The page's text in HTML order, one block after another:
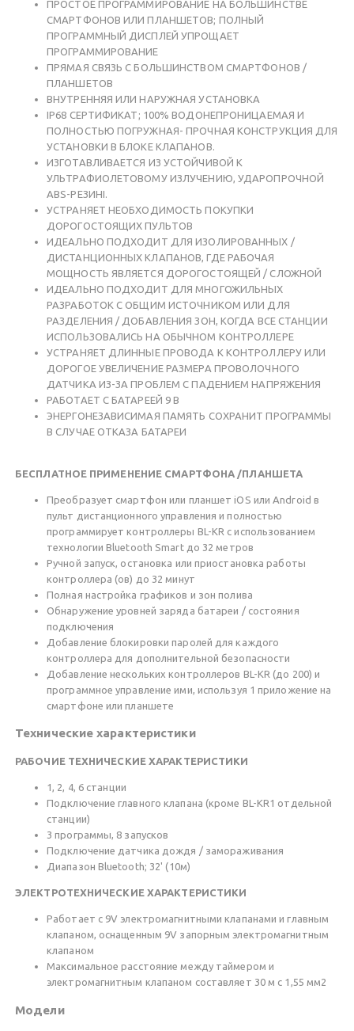
ПРОСТОЕ ПРОГРАММИРОВАНИЕ НА БОЛЬШИНСТВЕ
СМАРТФОНОВ ИЛИ ПЛАНШЕТОВ; ПОЛНЫЙ
ПРОГРАММНЫЙ ДИСПЛЕЙ УПРОЩАЕТ
ПРОГРАММИРОВАНИЕ
ПРЯМАЯ СВЯЗЬ С БОЛЬШИНСТВОМ СМАРТФОНОВ /
ПЛАНШЕТОВ
ВНУТРЕННЯЯ ИЛИ НАРУЖНАЯ УСТАНОВКА
IP68 СЕРТИФИКАТ; 100% ВОДОНЕПРОНИЦАЕМАЯ И
ПОЛНОСТЬЮ ПОГРУЖНАЯ- ПРОЧНАЯ КОНСТРУКЦИЯ ДЛЯ
УСТАНОВКИ В БЛОКЕ КЛАПАНОВ.
ИЗГОТАВЛИВАЕТСЯ ИЗ УСТОЙЧИВОЙ К
УЛЬТРАФИОЛЕТОВОМУ ИЗЛУЧЕНИЮ, УДАРОПРОЧНОЙ
ABS-РЕЗИНІ.
УСТРАНЯЕТ НЕОБХОДИМОСТЬ ПОКУПКИ
ДОРОГОСТОЯЩИХ ПУЛЬТОВ
ИДЕАЛЬНО ПОДХОДИТ ДЛЯ ИЗОЛИРОВАННЫХ /
ДИСТАНЦИОННЫХ КЛАПАНОВ, ГДЕ РАБОЧАЯ
МОЩНОСТЬ ЯВЛЯЕТСЯ ДОРОГОСТОЯЩЕЙ / СЛОЖНОЙ
ИДЕАЛЬНО ПОДХОДИТ ДЛЯ МНОГОЖИЛЬНЫХ
РАЗРАБОТОК С ОБЩИМ ИСТОЧНИКОМ ИЛИ ДЛЯ
РАЗДЕЛЕНИЯ / ДОБАВЛЕНИЯ ЗОН, КОГДА ВСЕ СТАНЦИИ
ИСПОЛЬЗОВАЛИСЬ НА ОБЫЧНОМ КОНТРОЛЛЕРЕ
УСТРАНЯЕТ ДЛИННЫЕ ПРОВОДА К КОНТРОЛЛЕРУ ИЛИ
ДОРОГОЕ УВЕЛИЧЕНИЕ РАЗМЕРА ПРОВОЛОЧНОГО
ДАТЧИКА ИЗ-ЗА ПРОБЛЕМ С ПАДЕНИЕМ НАПРЯЖЕНИЯ
РАБОТАЕТ С БАТАРЕЕЙ 9 В
ЭНЕРГОНЕЗАВИСИМАЯ ПАМЯТЬ СОХРАНИТ ПРОГРАММЫ
В СЛУЧАЕ ОТКАЗА БАТАРЕИ
БЕСПЛАТНОЕ ПРИМЕНЕНИЕ СМАРТФОНА /ПЛАНШЕТА
Преобразует смартфон или планшет iOS или Android в
пульт дистанционного управления и полностью
программирует контроллеры BL-KR с использованием
технологии Bluetooth Smart до 32 метров
Ручной запуск, остановка или приостановка работы
контроллера (ов) до 32 минут
Полная настройка графиков и зон полива
Обнаружение уровней заряда батареи / состояния
подключения
Добавление блокировки паролей для каждого
контроллера для дополнительной безопасности
Добавление нескольких контроллеров BL-KR (до 200) и
программное управление ими, используя 1 приложение на
смартфоне или планшете
Технические характеристики
РАБОЧИЕ ТЕХНИЧЕСКИЕ ХАРАКТЕРИСТИКИ
1, 2, 4, 6 станции
Подключение главного клапана (кроме BL-KR1 отдельной
станции)
3 программы, 8 запусков
Подключение датчика дождя / замораживания
Диапазон Bluetooth; 32' (10м)
ЭЛЕКТРОТЕХНИЧЕСКИЕ ХАРАКТЕРИСТИКИ
Работает с 9V электромагнитными клапанами и главным
клапаном, оснащенным 9V запорным электромагнитным
клапаном
Максимальное расстояние между таймером и
электромагнитным клапаном составляет 30 м с 1,55 мм2
Модели